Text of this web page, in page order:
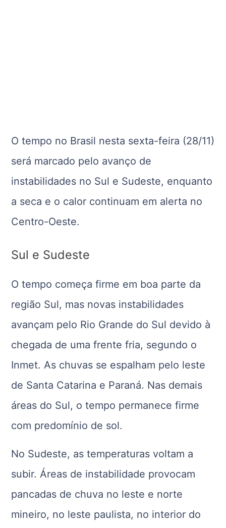
O tempo no Brasil nesta sexta-feira (28/11)
será marcado pelo avanço de
instabilidades no Sul e Sudeste, enquanto
a seca e o calor continuam em alerta no
Centro-Oeste.
Sul e Sudeste
O tempo começa firme em boa parte da
região Sul, mas novas instabilidades
avançam pelo Rio Grande do Sul devido à
chegada de uma frente fria, segundo o
Inmet. As chuvas se espalham pelo leste
de Santa Catarina e Paraná. Nas demais
áreas do Sul, o tempo permanece firme
com predomínio de sol.
No Sudeste, as temperaturas voltam a
subir. Áreas de instabilidade provocam
pancadas de chuva no leste e norte
mineiro, no leste paulista, no interior do